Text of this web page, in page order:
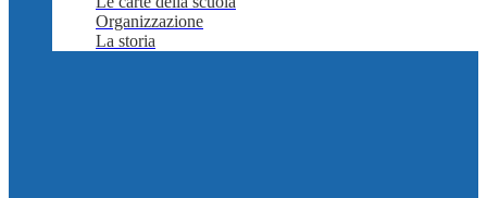
Organizzazione
La storia